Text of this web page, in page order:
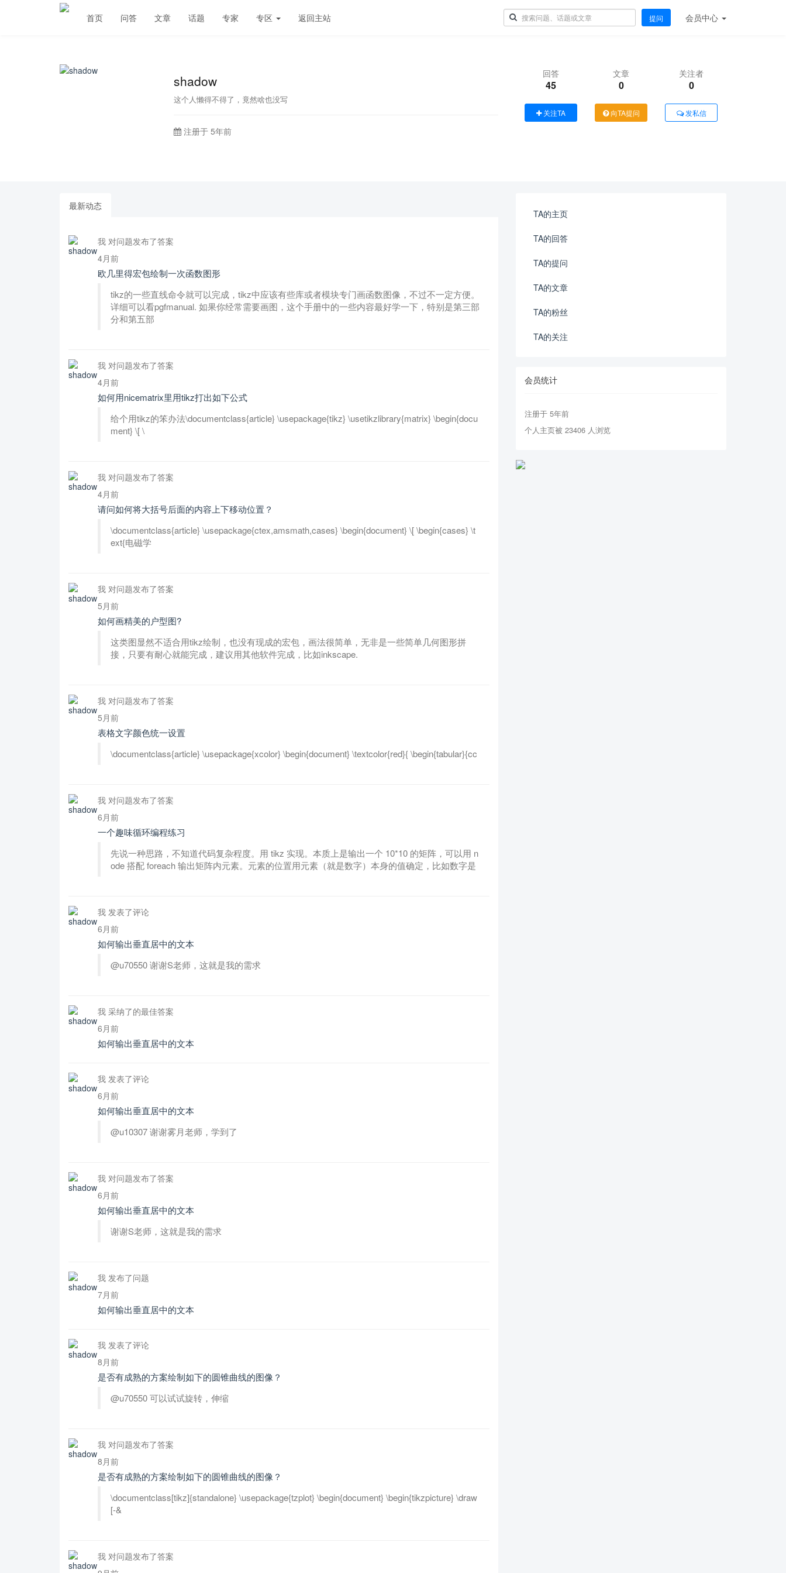
首页 问答 文章 话题 专家 专区 返回主站 提问 会员中心
shadow
这个人懒得不得了，竟然啥也没写
注册于 5年前
回答
45
文章
0
关注者
0
关注TA 向TA提问 发私信
最新动态
我 对问题发布了答案
4月前
欧几里得宏包绘制一次函数图形
tikz的一些直线命令就可以完成，tikz中应该有些库或者模块专门画函数图像，不过不一定方便。
详细可以看pgfmanual. 如果你经常需要画图，这个手册中的一些内容最好学一下，特别是第三部
分和第五部
我 对问题发布了答案
4月前
如何用nicematrix里用tikz打出如下公式
给个用tikz的笨办法\documentclass{article} \usepackage{tikz} \usetikzlibrary{matrix} \begin{docu
ment} \[ \
我 对问题发布了答案
4月前
请问如何将大括号后面的内容上下移动位置？
\documentclass{article} \usepackage{ctex,amsmath,cases} \begin{document} \[ \begin{cases} \t
ext{电磁学
我 对问题发布了答案
5月前
如何画精美的户型图?
这类图显然不适合用tikz绘制，也没有现成的宏包，画法很简单，无非是一些简单几何图形拼
接，只要有耐心就能完成，建议用其他软件完成，比如inkscape.
我 对问题发布了答案
5月前
表格文字颜色统一设置
\documentclass{article} \usepackage{xcolor} \begin{document} \textcolor{red}{ \begin{tabular}{cc
我 对问题发布了答案
6月前
一个趣味循环编程练习
先说一种思路，不知道代码复杂程度。用 tikz 实现。本质上是输出一个 10*10 的矩阵，可以用 n
ode 搭配 foreach 输出矩阵内元素。元素的位置用元素（就是数字）本身的值确定，比如数字是
我 发表了评论
6月前
如何输出垂直居中的文本
@u70550 谢谢S老师，这就是我的需求
我 采纳了的最佳答案
6月前
如何输出垂直居中的文本
我 发表了评论
6月前
如何输出垂直居中的文本
@u10307 谢谢雾月老师，学到了
我 对问题发布了答案
6月前
如何输出垂直居中的文本
谢谢S老师，这就是我的需求
我 发布了问题
7月前
如何输出垂直居中的文本
我 发表了评论
8月前
是否有成熟的方案绘制如下的圆锥曲线的图像？
@u70550 可以试试旋转，伸缩
我 对问题发布了答案
8月前
是否有成熟的方案绘制如下的圆锥曲线的图像？
\documentclass[tikz]{standalone} \usepackage{tzplot} \begin{document} \begin{tikzpicture} \draw
[-&
我 对问题发布了答案
TA的主页
TA的回答
TA的提问
TA的文章
TA的粉丝
TA的关注
会员统计
注册于 5年前
个人主页被 23406 人浏览